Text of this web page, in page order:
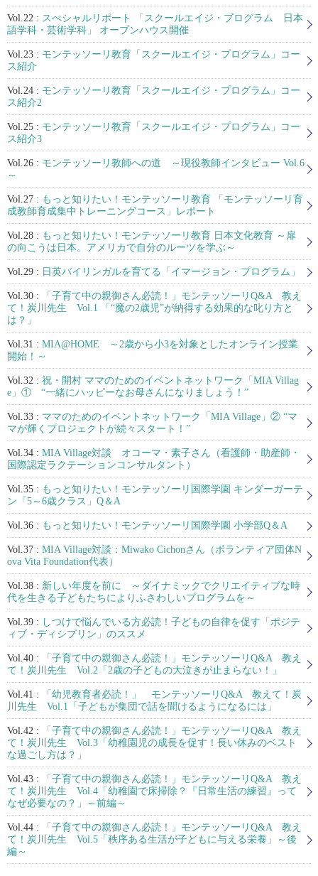
Vol.22 : スぺシャルリポート 「スクールエイジ・プログラム 日本
語学科・芸術学科」 オープンハウス開催
Vol.23 : モンテッソーリ教育「スクールエイジ・プログラム」コー
ス紹介
Vol.24 : モンテッソーリ教育「スクールエイジ・プログラム」コー
ス紹介2
Vol.25 : モンテッソーリ教育「スクールエイジ・プログラム」コー
ス紹介3
Vol.26 : モンテッソーリ教師への道 ～現役教師インタビュー Vol.6
～
Vol.27 : もっと知りたい！モンテッソーリ教育 「モンテッソーリ育
成教師育成集中トレーニングコース」レポート
Vol.28 : もっと知りたい！モンテッソーリ教育 日本文化教育 ～扉
の向こうは日本。アメリカで自分のルーツを学ぶ～
Vol.29 : 日英バイリンガルを育てる「イマージョン・プログラム」
Vol.30 :
「子育て中の親御さん必読！」モンテッソーリQ&A 教え
て！炭川先生 Vol.1 「“魔の2歳児”が納得する効果的な叱り方と
は？」
Vol.31 : MIA@HOME ～2歳から小3を対象としたオンライン授業
開始！～
Vol.32 : 祝・開村 ママのためのイベントネットワーク「MIA Villag
e」① “一緒にハッピーなお母さんになりましょう！”
Vol.33 : ママのためのイベントネットワーク「MIA Village」② “マ
マが輝くプロジェクトが続々スタート！”
Vol.34 : MIA Village対談 オコーマ・素子さん（看護師・助産師・
国際認定ラクテーションコンサルタント）
Vol.35 : もっと知りたい！モンテッソーリ国際学園 キンダーガーテ
ン「5～6歳クラス」Q＆A
Vol.36 : もっと知りたい！モンテッソーリ国際学園 小学部Q＆A
Vol.37 : MIA Village対談：Miwako Cichonさん（ボランティア団体N
ova Vita Foundation代表）
Vol.38 : 新しい年度を前に ～ダイナミックでクリエイティブな時
代を生きる子どもたちによりふさわしいプログラムを～
Vol.39 : しつけで悩んでいる方必読！子どもの自律を促す「ポジテ
ィブ・ディシプリン」のススメ
Vol.40 :
「子育て中の親御さん必読！」モンテッソーリQ&A 教え
て！炭川先生 Vol.2「2歳の子どもの大泣きが止まらない！」
Vol.41 :
「幼児教育者必読！」 モンテッソーリQ&A 教えて！炭
川先生 Vol.1「子どもが集団で話を聞けるようになるには」
Vol.42 :
「子育て中の親御さん必読！」モンテッソーリQ&A 教え
て！炭川先生 Vol.3「幼稚園児の成長を促す！長い休みのベスト
な過ごし方は？」
Vol.43 :
「子育て中の親御さん必読！」モンテッソーリQ&A 教え
て！炭川先生 Vol.4「幼稚園で床掃除？『日常生活の練習』って
なぜ必要なの？」～前編～
Vol.44 :
「子育て中の親御さん必読！」モンテッソーリQ&A 教え
て！炭川先生 Vol.5「秩序ある生活が子どもに与える栄養」～後
編～